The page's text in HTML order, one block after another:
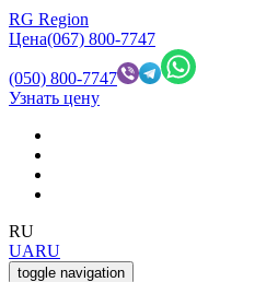
RG Region
Цена(067) 800-7747
(050) 800-7747
Узнать цену
RU
UARU
toggle navigation